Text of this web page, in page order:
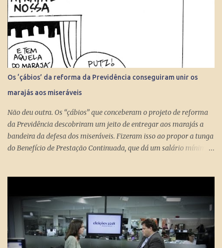
Os ‘çábios’ da reforma da Previdência conseguiram unir os
marajás aos miseráveis
Não deu outra. Os “çábios” que conceberam o projeto de reforma
da Previdência descobriram um jeito de entregar aos marajás a
bandeira da defesa dos miseráveis. Fizeram isso ao propor a tunga
do Benefício de Prestação Continuada, que dá um salário mínimo
Família. Com a outra mão querem tomar pelo menos R$ 598
mensais dos miseráveis que têm mais de 65 anos. Eles só terão
direito aos R$ 998 se, e quando, chegarem aos 70 anos. Se o
conserto do rombo da Previdência precisa tungar um benefício
pago aos miseráveis que têm entre 65 e 70 anos, então é melhor